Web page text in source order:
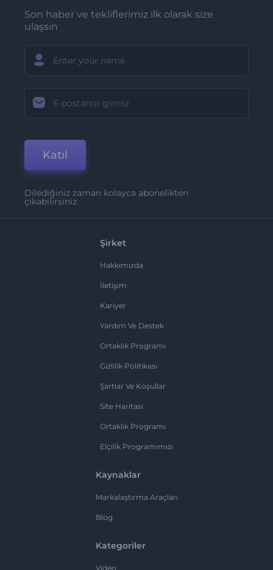
Son haber ve tekliflerimiz ilk olarak size
ulaşsın
Katıl
Dilediğiniz zaman kolayca abonelikten
çıkabilirsiniz.
Şirket
Hakkımızda
İletişim
Kariyer
Yardım Ve Destek
Ortaklık Programı
Gizlilik Politikası
Şartlar Ve Koşullar
Site Haritası
Ortaklık Programı
Elçilik Programımızı
Kaynaklar
Markalaştırma Araçları
Blog
Kategoriler
Video